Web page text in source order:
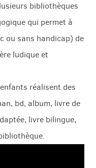
bibliothèques
qui permet à
ou sans handicap) de
ludique et
réalisent des
bd, album, livre de
livre bilingue,